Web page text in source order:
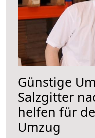
Günstige
Salzgitter
helfen für
Umzug